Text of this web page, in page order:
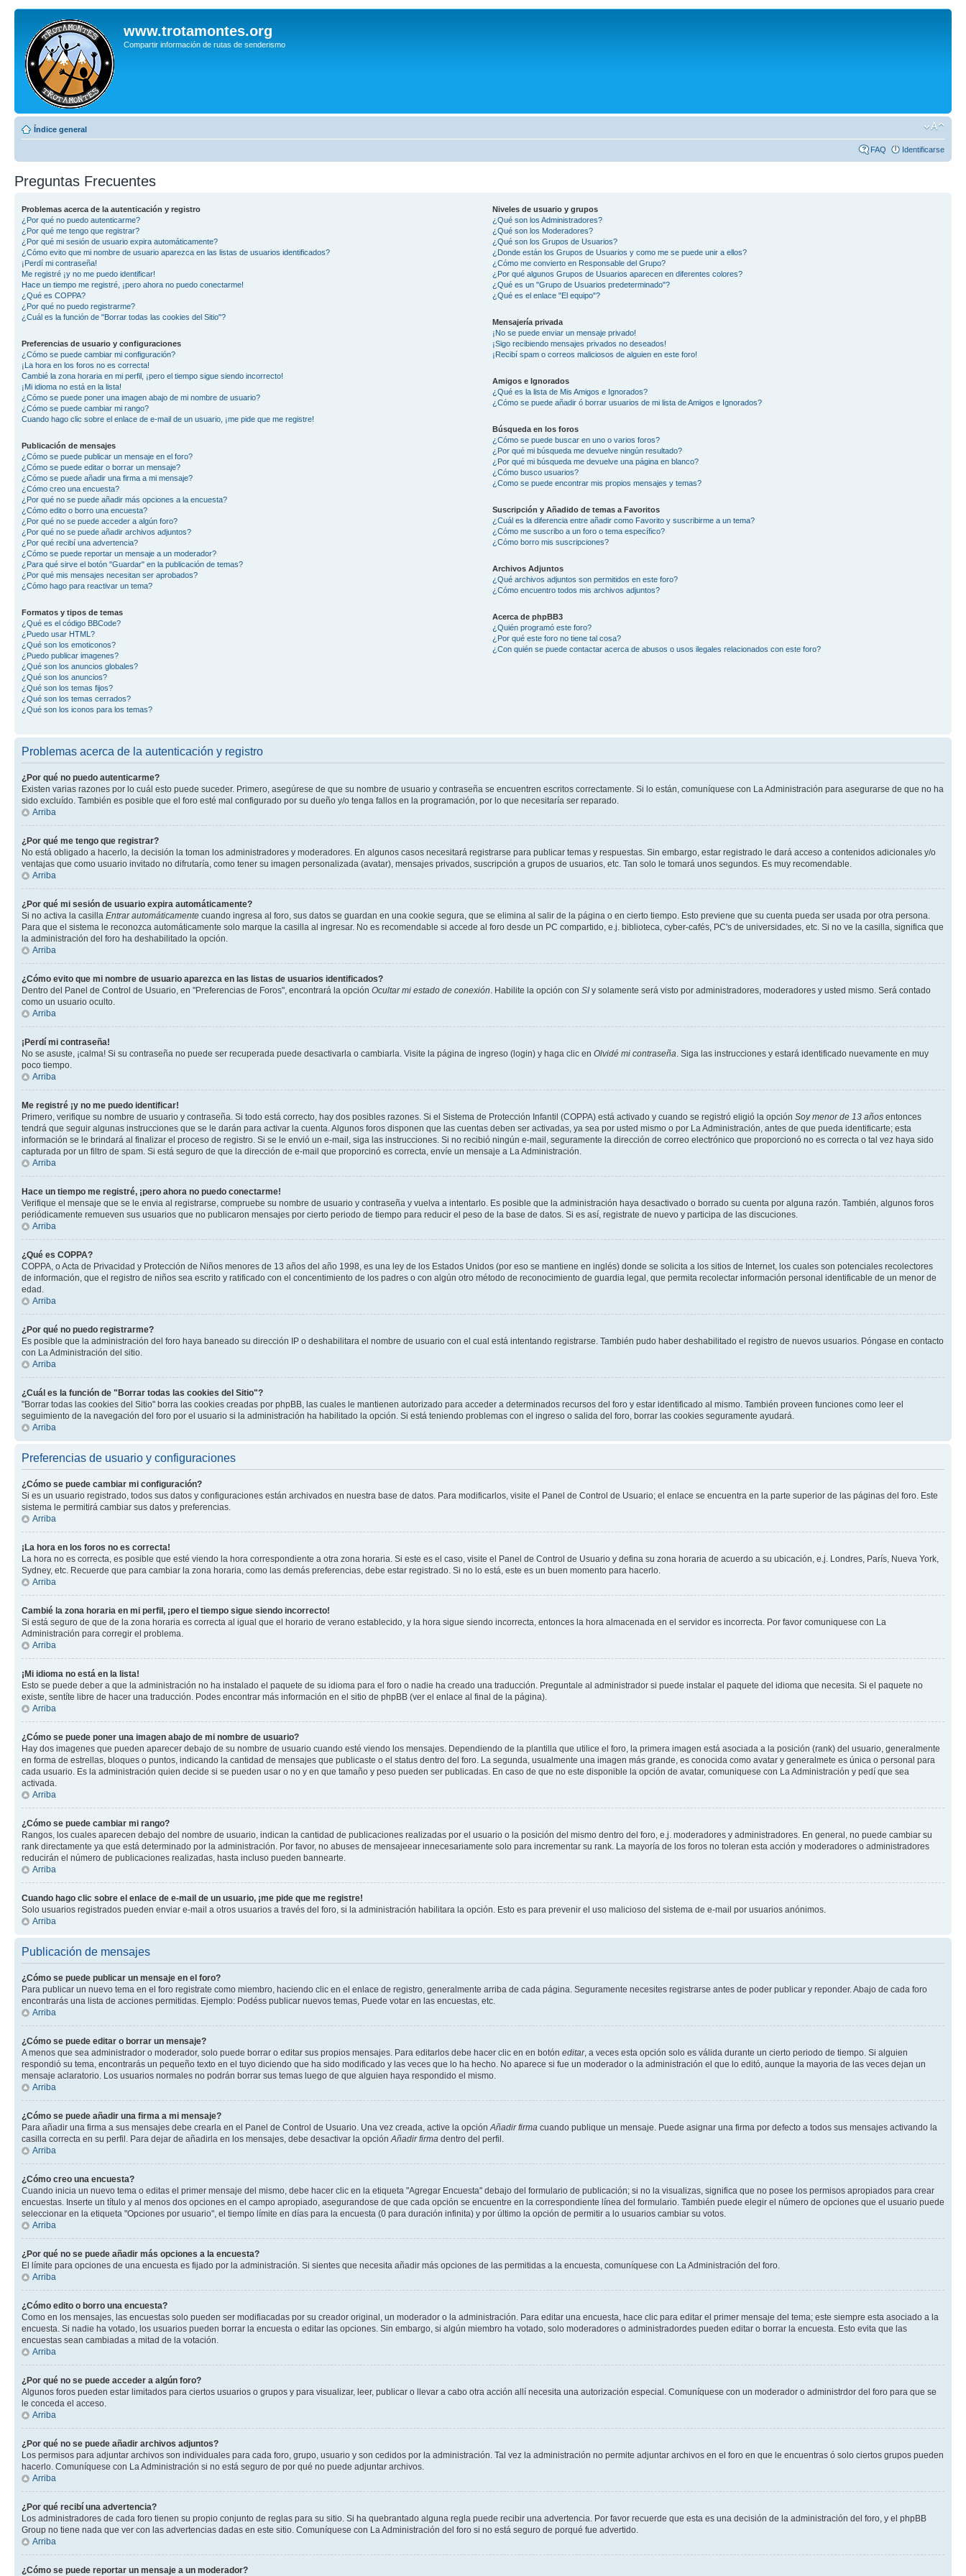
www.trotamontes.org
Compartir información de rutas de senderismo
Índice general
FAQ Identificarse
Preguntas Frecuentes
Problemas acerca de la autenticación y registro
¿Por qué no puedo autenticarme?
¿Por qué me tengo que registrar?
¿Por qué mi sesión de usuario expira automáticamente?
¿Cómo evito que mi nombre de usuario aparezca en las listas de usuarios identificados?
¡Perdí mi contraseña!
Me registré ¡y no me puedo identificar!
Hace un tiempo me registré, ¡pero ahora no puedo conectarme!
¿Qué es COPPA?
¿Por qué no puedo registrarme?
¿Cuál es la función de "Borrar todas las cookies del Sitio"?
Preferencias de usuario y configuraciones
¿Cómo se puede cambiar mi configuración?
¡La hora en los foros no es correcta!
Cambié la zona horaria en mi perfil, ¡pero el tiempo sigue siendo incorrecto!
¡Mi idioma no está en la lista!
¿Cómo se puede poner una imagen abajo de mi nombre de usuario?
¿Cómo se puede cambiar mi rango?
Cuando hago clic sobre el enlace de e-mail de un usuario, ¡me pide que me registre!
Publicación de mensajes
¿Cómo se puede publicar un mensaje en el foro?
¿Cómo se puede editar o borrar un mensaje?
¿Cómo se puede añadir una firma a mi mensaje?
¿Cómo creo una encuesta?
¿Por qué no se puede añadir más opciones a la encuesta?
¿Cómo edito o borro una encuesta?
¿Por qué no se puede acceder a algún foro?
¿Por qué no se puede añadir archivos adjuntos?
¿Por qué recibí una advertencia?
¿Cómo se puede reportar un mensaje a un moderador?
¿Para qué sirve el botón "Guardar" en la publicación de temas?
¿Por qué mis mensajes necesitan ser aprobados?
¿Cómo hago para reactivar un tema?
Formatos y tipos de temas
¿Qué es el código BBCode?
¿Puedo usar HTML?
¿Qué son los emoticonos?
¿Puedo publicar imagenes?
¿Qué son los anuncios globales?
¿Qué son los anuncios?
¿Qué son los temas fijos?
¿Qué son los temas cerrados?
¿Qué son los iconos para los temas?
Niveles de usuario y grupos
¿Qué son los Administradores?
¿Qué son los Moderadores?
¿Qué son los Grupos de Usuarios?
¿Donde están los Grupos de Usuarios y como me se puede unir a ellos?
¿Cómo me convierto en Responsable del Grupo?
¿Por qué algunos Grupos de Usuarios aparecen en diferentes colores?
¿Qué es un "Grupo de Usuarios predeterminado"?
¿Qué es el enlace "El equipo"?
Mensajería privada
¡No se puede enviar un mensaje privado!
¡Sigo recibiendo mensajes privados no deseados!
¡Recibí spam o correos maliciosos de alguien en este foro!
Amigos e Ignorados
¿Qué es la lista de Mis Amigos e Ignorados?
¿Cómo se puede añadir ó borrar usuarios de mi lista de Amigos e Ignorados?
Búsqueda en los foros
¿Cómo se puede buscar en uno o varios foros?
¿Por qué mi búsqueda me devuelve ningún resultado?
¿Por qué mi búsqueda me devuelve una página en blanco?
¿Cómo busco usuarios?
¿Como se puede encontrar mis propios mensajes y temas?
Suscripción y Añadido de temas a Favoritos
¿Cuál es la diferencia entre añadir como Favorito y suscribirme a un tema?
¿Cómo me suscribo a un foro o tema específico?
¿Cómo borro mis suscripciones?
Archivos Adjuntos
¿Qué archivos adjuntos son permitidos en este foro?
¿Cómo encuentro todos mis archivos adjuntos?
Acerca de phpBB3
¿Quién programó este foro?
¿Por qué este foro no tiene tal cosa?
¿Con quién se puede contactar acerca de abusos o usos ilegales relacionados con este foro?
Problemas acerca de la autenticación y registro
¿Por qué no puedo autenticarme?
Existen varias razones por lo cuál esto puede suceder. Primero, asegúrese de que su nombre de usuario y contraseña se encuentren escritos correctamente. Si lo están, comuníquese con La Administración para asegurarse de que no ha
sido excluído. También es posible que el foro esté mal configurado por su dueño y/o tenga fallos en la programación, por lo que necesitaría ser reparado.
Arriba
¿Por qué me tengo que registrar?
No está obligado a hacerlo, la decisión la toman los administradores y moderadores. En algunos casos necesitará registrarse para publicar temas y respuestas. Sin embargo, estar registrado le dará acceso a contenidos adicionales y/o
ventajas que como usuario invitado no difrutaría, como tener su imagen personalizada (avatar), mensajes privados, suscripción a grupos de usuarios, etc. Tan solo le tomará unos segundos. Es muy recomendable.
Arriba
¿Por qué mi sesión de usuario expira automáticamente?
Si no activa la casilla Entrar automáticamente cuando ingresa al foro, sus datos se guardan en una cookie segura, que se elimina al salir de la página o en cierto tiempo. Esto previene que su cuenta pueda ser usada por otra persona.
Para que el sistema le reconozca automáticamente solo marque la casilla al ingresar. No es recomendable si accede al foro desde un PC compartido, e.j. biblioteca, cyber-cafés, PC's de universidades, etc. Si no ve la casilla, significa que
la administración del foro ha deshabilitado la opción.
Arriba
¿Cómo evito que mi nombre de usuario aparezca en las listas de usuarios identificados?
Dentro del Panel de Control de Usuario, en "Preferencias de Foros", encontrará la opción Ocultar mi estado de conexión. Habilite la opción con SI y solamente será visto por administradores, moderadores y usted mismo. Será contado
como un usuario oculto.
Arriba
¡Perdí mi contraseña!
No se asuste, ¡calma! Si su contraseña no puede ser recuperada puede desactivarla o cambiarla. Visite la página de ingreso (login) y haga clic en Olvidé mi contraseña. Siga las instrucciones y estará identificado nuevamente en muy
poco tiempo.
Arriba
Me registré ¡y no me puedo identificar!
Primero, verifique su nombre de usuario y contraseña. Si todo está correcto, hay dos posibles razones. Si el Sistema de Protección Infantil (COPPA) está activado y cuando se registró eligió la opción Soy menor de 13 años entonces
tendrá que seguir algunas instrucciones que se le darán para activar la cuenta. Algunos foros disponen que las cuentas deben ser activadas, ya sea por usted mismo o por La Administración, antes de que pueda identificarte; esta
información se le brindará al finalizar el proceso de registro. Si se le envió un e-mail, siga las instrucciones. Si no recibió ningún e-mail, seguramente la dirección de correo electrónico que proporcionó no es correcta o tal vez haya sido
capturada por un filtro de spam. Si está seguro de que la dirección de e-mail que proporcinó es correcta, envíe un mensaje a La Administración.
Arriba
Hace un tiempo me registré, ¡pero ahora no puedo conectarme!
Verifique el mensaje que se le envia al registrarse, compruebe su nombre de usuario y contraseña y vuelva a intentarlo. Es posible que la administración haya desactivado o borrado su cuenta por alguna razón. También, algunos foros
periódicamente remueven sus usuarios que no publicaron mensajes por cierto periodo de tiempo para reducir el peso de la base de datos. Si es así, registrate de nuevo y participa de las discuciones.
Arriba
¿Qué es COPPA?
COPPA, o Acta de Privacidad y Protección de Niños menores de 13 años del año 1998, es una ley de los Estados Unidos (por eso se mantiene en inglés) donde se solicita a los sitios de Internet, los cuales son potenciales recolectores
de información, que el registro de niños sea escrito y ratificado con el concentimiento de los padres o con algún otro método de reconocimiento de guardia legal, que permita recolectar información personal identificable de un menor de
edad.
Arriba
¿Por qué no puedo registrarme?
Es posible que la administración del foro haya baneado su dirección IP o deshabilitara el nombre de usuario con el cual está intentando registrarse. También pudo haber deshabilitado el registro de nuevos usuarios. Póngase en contacto
con La Administración del sitio.
Arriba
¿Cuál es la función de "Borrar todas las cookies del Sitio"?
"Borrar todas las cookies del Sitio" borra las cookies creadas por phpBB, las cuales le mantienen autorizado para acceder a determinados recursos del foro y estar identificado al mismo. También proveen funciones como leer el
seguimiento de la navegación del foro por el usuario si la administración ha habilitado la opción. Si está teniendo problemas con el ingreso o salida del foro, borrar las cookies seguramente ayudará.
Arriba
Preferencias de usuario y configuraciones
¿Cómo se puede cambiar mi configuración?
Si es un usuario registrado, todos sus datos y configuraciones están archivados en nuestra base de datos. Para modificarlos, visite el Panel de Control de Usuario; el enlace se encuentra en la parte superior de las páginas del foro. Este
sistema le permitirá cambiar sus datos y preferencias.
Arriba
¡La hora en los foros no es correcta!
La hora no es correcta, es posible que esté viendo la hora correspondiente a otra zona horaria. Si este es el caso, visite el Panel de Control de Usuario y defina su zona horaria de acuerdo a su ubicación, e.j. Londres, París, Nueva York,
Sydney, etc. Recuerde que para cambiar la zona horaria, como las demás preferencias, debe estar registrado. Si no lo está, este es un buen momento para hacerlo.
Arriba
Cambié la zona horaria en mi perfil, ¡pero el tiempo sigue siendo incorrecto!
Si está seguro de que de la zona horaria es correcta al igual que el horario de verano establecido, y la hora sigue siendo incorrecta, entonces la hora almacenada en el servidor es incorrecta. Por favor comuniquese con La
Administración para corregir el problema.
Arriba
¡Mi idioma no está en la lista!
Esto se puede deber a que la administración no ha instalado el paquete de su idioma para el foro o nadie ha creado una traducción. Preguntale al administrador si puede instalar el paquete del idioma que necesita. Si el paquete no
existe, sentíte libre de hacer una traducción. Podes encontrar más información en el sitio de phpBB (ver el enlace al final de la página).
Arriba
¿Cómo se puede poner una imagen abajo de mi nombre de usuario?
Hay dos imagenes que pueden aparecer debajo de su nombre de usuario cuando esté viendo los mensajes. Dependiendo de la plantilla que utilice el foro, la primera imagen está asociada a la posición (rank) del usuario, generalmente
en forma de estrellas, bloques o puntos, indicando la cantidad de mensajes que publicaste o el status dentro del foro. La segunda, usualmente una imagen más grande, es conocida como avatar y generalmete es única o personal para
cada usuario. Es la administración quien decide si se pueden usar o no y en que tamaño y peso pueden ser publicadas. En caso de que no este disponible la opción de avatar, comuniquese con La Administración y pedí que sea
activada.
Arriba
¿Cómo se puede cambiar mi rango?
Rangos, los cuales aparecen debajo del nombre de usuario, indican la cantidad de publicaciones realizadas por el usuario o la posición del mismo dentro del foro, e.j. moderadores y administradores. En general, no puede cambiar su
rank directamente ya que está determinado por la administración. Por favor, no abuses de mensajeear innecesariamente solo para incrementar su rank. La mayoría de los foros no toleran esta acción y moderadores o administradores
reducirán el número de publicaciones realizadas, hasta incluso pueden bannearte.
Arriba
Cuando hago clic sobre el enlace de e-mail de un usuario, ¡me pide que me registre!
Solo usuarios registrados pueden enviar e-mail a otros usuarios a través del foro, si la administración habilitara la opción. Esto es para prevenir el uso malicioso del sistema de e-mail por usuarios anónimos.
Arriba
Publicación de mensajes
¿Cómo se puede publicar un mensaje en el foro?
Para publicar un nuevo tema en el foro registrate como miembro, haciendo clic en el enlace de registro, generalmente arriba de cada página. Seguramente necesites registrarse antes de poder publicar y reponder. Abajo de cada foro
encontrarás una lista de acciones permitidas. Ejemplo: Podéss publicar nuevos temas, Puede votar en las encuestas, etc.
Arriba
¿Cómo se puede editar o borrar un mensaje?
A menos que sea administrador o moderador, solo puede borrar o editar sus propios mensajes. Para editarlos debe hacer clic en en botón editar, a veces esta opción solo es válida durante un cierto periodo de tiempo. Si alguien
respondió su tema, encontrarás un pequeño texto en el tuyo diciendo que ha sido modificado y las veces que lo ha hecho. No aparece si fue un moderador o la administración el que lo editó, aunque la mayoria de las veces dejan un
mensaje aclaratorio. Los usuarios normales no podrán borrar sus temas luego de que alguien haya respondido el mismo.
Arriba
¿Cómo se puede añadir una firma a mi mensaje?
Para añadir una firma a sus mensajes debe crearla en el Panel de Control de Usuario. Una vez creada, active la opciónAñadir firma cuando publique un mensaje. Puede asignar una firma por defecto a todos sus mensajes activando la
casilla correcta en su perfil. Para dejar de añadirla en los mensajes, debe desactivar la opciónAñadir firma dentro del perfil.
Arriba
¿Cómo creo una encuesta?
Cuando inicia un nuevo tema o editas el primer mensaje del mismo, debe hacer clic en la etiqueta "Agregar Encuesta" debajo del formulario de publicación; si no la visualizas, significa que no posee los permisos apropiados para crear
encuestas. Inserte un título y al menos dos opciones en el campo apropiado, asegurandose de que cada opción se encuentre en la correspondiente línea del formulario. También puede elegir el número de opciones que el usuario puede
seleccionar en la etiqueta "Opciones por usuario", el tiempo límite en días para la encuesta (0 para duración infinita) y por último la opción de permitir a lo usuarios cambiar su votos.
Arriba
¿Por qué no se puede añadir más opciones a la encuesta?
El límite para opciones de una encuesta es fijado por la administración. Si sientes que necesita añadir más opciones de las permitidas a la encuesta, comuníquese con La Administración del foro.
Arriba
¿Cómo edito o borro una encuesta?
Como en los mensajes, las encuestas solo pueden ser modifiacadas por su creador original, un moderador o la administración. Para editar una encuesta, hace clic para editar el primer mensaje del tema; este siempre esta asociado a la
encuesta. Si nadie ha votado, los usuarios pueden borrar la encuesta o editar las opciones. Sin embargo, si algún miembro ha votado, solo moderadores o administradordes pueden editar o borrar la encuesta. Esto evita que las
encuestas sean cambiadas a mitad de la votación.
Arriba
¿Por qué no se puede acceder a algún foro?
Algunos foros pueden estar limitados para ciertos usuarios o grupos y para visualizar, leer, publicar o llevar a cabo otra acción allí necesita una autorización especial. Comuníquese con un moderador o administrdor del foro para que se
le conceda el acceso.
Arriba
¿Por qué no se puede añadir archivos adjuntos?
Los permisos para adjuntar archivos son individuales para cada foro, grupo, usuario y son cedidos por la administración. Tal vez la administración no permite adjuntar archivos en el foro en que le encuentras ó solo ciertos grupos pueden
hacerlo. Comuníquese con La Administración si no está seguro de por qué no puede adjuntar archivos.
Arriba
¿Por qué recibí una advertencia?
Los administradores de cada foro tienen su propio conjunto de reglas para su sitio. Si ha quebrantado alguna regla puede recibir una advertencia. Por favor recuerde que esta es una decisión de la administración del foro, y el phpBB
Group no tiene nada que ver con las advertencias dadas en este sitio. Comuníquese con La Administración del foro si no está seguro de porqué fue advertido.
Arriba
¿Cómo se puede reportar un mensaje a un moderador?